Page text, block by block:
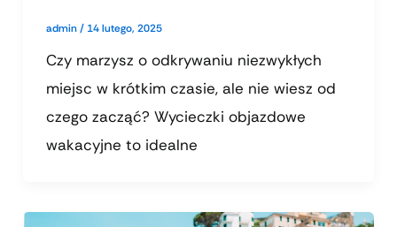
admin/ 14 lutego, 2025
Czy marzysz o odkrywaniu niezwykłych
miejsc w krótkim czasie, ale nie wiesz od
czego zacząć? Wycieczki objazdowe
wakacyjne to idealne